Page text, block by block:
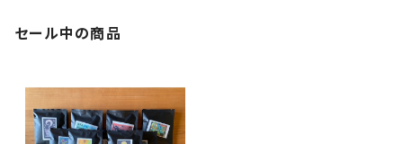
セール中の商品